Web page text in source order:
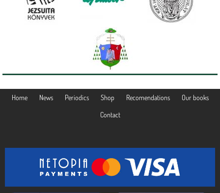
Home News Periodics Shop Recomendations Our books
Contact